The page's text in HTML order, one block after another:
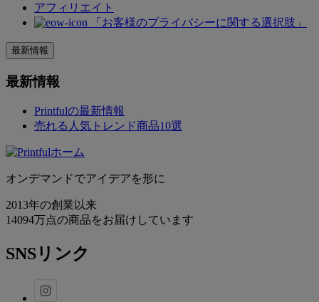
アフィリエイト
「お客様のプライバシーに関する選択肢」
最新情報
最新情報
Printfulの最新情報
売れる人気トレンド商品10選
オンデマンドでアイデアを形に
2013年の創業以来
14094万点の商品をお届けしています
SNSリンク